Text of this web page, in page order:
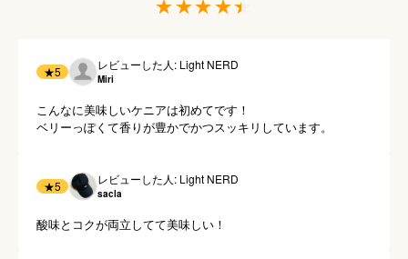
★5 レビューした人: Light NERD
Miri
こんなに美味しいケニアは初めてです！
ベリーっぽくて香りが豊かでかつスッキリしています。
★5 レビューした人: Light NERD
sacla
酸味とコクが両立してて美味しい！